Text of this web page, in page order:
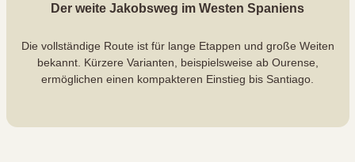
Der weite Jakobsweg im Westen Spaniens
Die vollständige Route ist für lange Etappen und große Weiten
bekannt. Kürzere Varianten, beispielsweise ab Ourense,
ermöglichen einen kompakteren Einstieg bis Santiago.